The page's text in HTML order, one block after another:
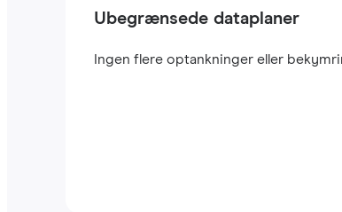
Ubegrænsede dataplaner
Ingen flere optankninger eller